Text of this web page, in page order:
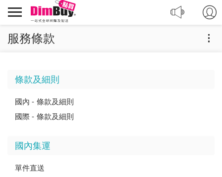
轉
運,
購,
Dimbuy
導
服務條款
條款及細則
國內 - 條款及細則
國際 - 條款及細則
國內集運
單件直送